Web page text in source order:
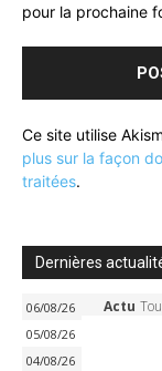
pour la prochaine
Ce site utilise
plus sur la façon
traitées.
Dernières
06/08/26 Actu Tour de
05/08/26
04/08/26